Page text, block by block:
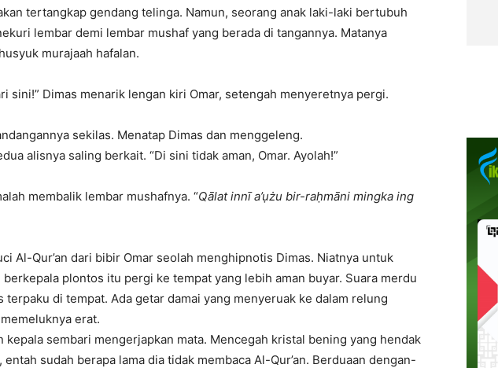
tertangkap gendang telinga. Namun, seorang anak laki-laki bertubuh
lembar demi lembar mushaf yang berada di tangannya. Matanya
murajaah hafalan.
sini!” Dimas menarik lengan kiri Omar, setengah menyeretnya pergi.
sekilas. Menatap Dimas dan menggeleng.
alisnya saling berkait. “Di sini tidak aman, Omar. Ayolah!”
membalik lembar mushafnya. “Qālat innī a’ụżu bir-raḥmāni mingka ing
Al-Qur’an dari bibir Omar seolah menghipnotis Dimas. Niatnya untuk
plontos itu pergi ke tempat yang lebih aman buyar. Suara merdu
terpaku di tempat. Ada getar damai yang menyeruak ke dalam relung
erat.
kepala sembari mengerjapkan mata. Mencegah kristal bening yang hendak
entah sudah berapa lama dia tidak membaca Al-Qur’an. Berduaan dengan-